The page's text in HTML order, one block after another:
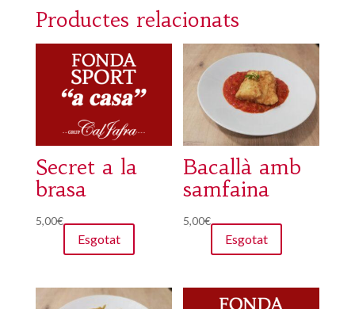
Productes relacionats
Secret a la
brasa
5,00€
Esgotat
Bacallà amb
samfaina
5,00€
Esgotat